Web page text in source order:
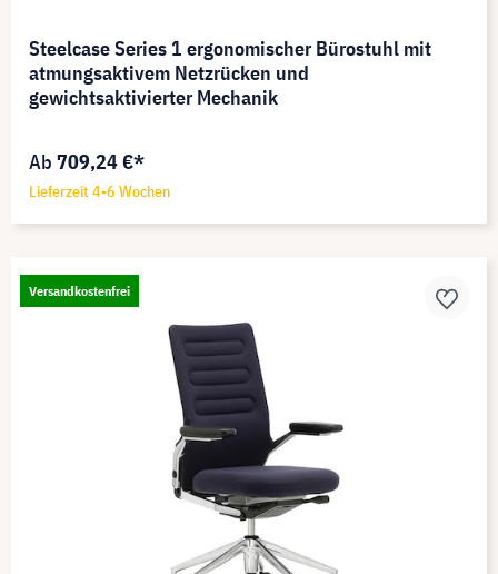
Steelcase Series 1 ergonomischer Bürostuhl mit
atmungsaktivem Netzrücken und
gewichtsaktivierter Mechanik
Ab 709,24 €*
Lieferzeit 4-6 Wochen
Versandkostenfrei